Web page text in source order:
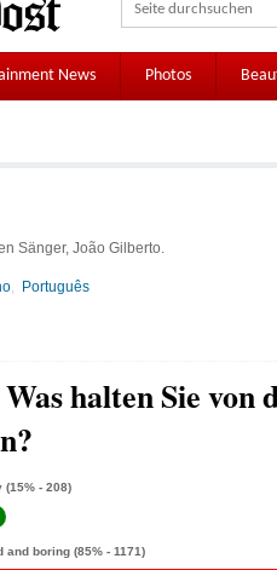
News Photos
Sänger, João Gilberto.
Português
Was halten Sie von
(15% - 208)
and boring (85% - 1171)